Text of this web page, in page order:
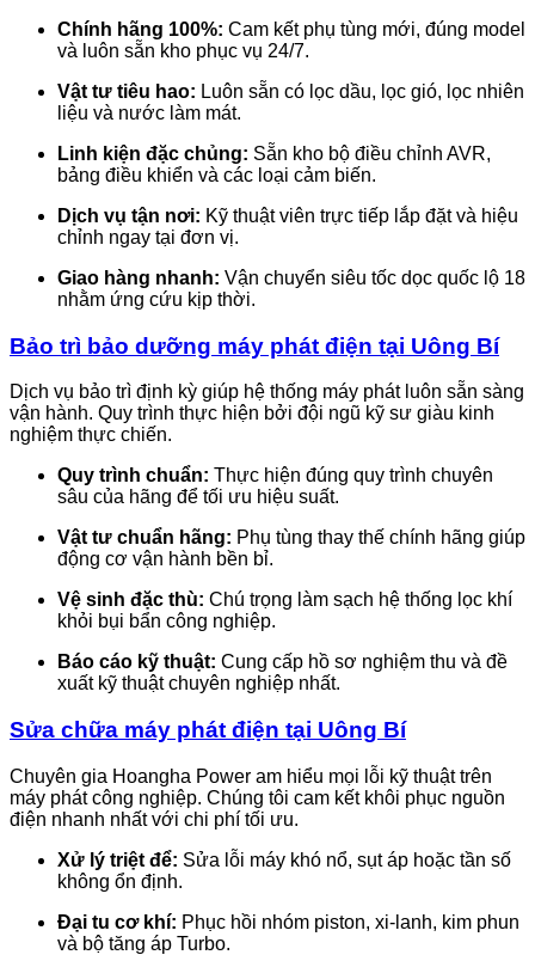
Chính hãng 100%: Cam kết phụ tùng mới, đúng model
và luôn sẵn kho phục vụ 24/7.
Vật tư tiêu hao: Luôn sẵn có lọc dầu, lọc gió, lọc nhiên
liệu và nước làm mát.
Linh kiện đặc chủng: Sẵn kho bộ điều chỉnh AVR,
bảng điều khiển và các loại cảm biến.
Dịch vụ tận nơi: Kỹ thuật viên trực tiếp lắp đặt và hiệu
chỉnh ngay tại đơn vị.
Giao hàng nhanh: Vận chuyển siêu tốc dọc quốc lộ 18
nhằm ứng cứu kịp thời.
Bảo trì bảo dưỡng máy phát điện tại Uông Bí
Dịch vụ bảo trì định kỳ giúp hệ thống máy phát luôn sẵn sàng
vận hành. Quy trình thực hiện bởi đội ngũ kỹ sư giàu kinh
nghiệm thực chiến.
Quy trình chuẩn: Thực hiện đúng quy trình chuyên
sâu của hãng để tối ưu hiệu suất.
Vật tư chuẩn hãng: Phụ tùng thay thế chính hãng giúp
động cơ vận hành bền bỉ.
Vệ sinh đặc thù: Chú trọng làm sạch hệ thống lọc khí
khỏi bụi bẩn công nghiệp.
Báo cáo kỹ thuật: Cung cấp hồ sơ nghiệm thu và đề
xuất kỹ thuật chuyên nghiệp nhất.
Sửa chữa máy phát điện tại Uông Bí
Chuyên gia Hoangha Power am hiểu mọi lỗi kỹ thuật trên
máy phát công nghiệp. Chúng tôi cam kết khôi phục nguồn
điện nhanh nhất với chi phí tối ưu.
Xử lý triệt để: Sửa lỗi máy khó nổ, sụt áp hoặc tần số
không ổn định.
Đại tu cơ khí: Phục hồi nhóm piston, xi-lanh, kim phun
và bộ tăng áp Turbo.